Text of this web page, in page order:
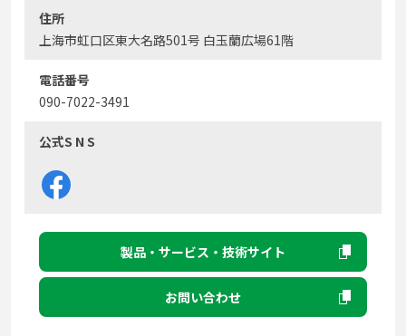
住所
上海市虹口区東大名路501号 白玉蘭広場61階
電話番号
090-7022-3491
公式S N S
製品・サービス・技術サイト
お問い合わせ